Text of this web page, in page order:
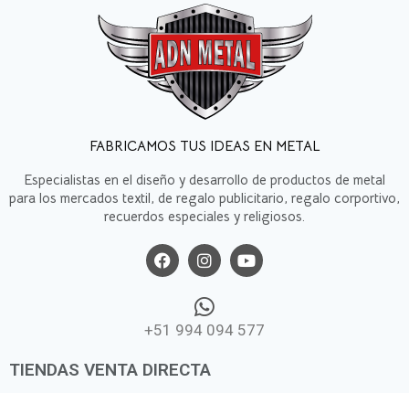
FABRICAMOS TUS IDEAS EN METAL
Especialistas en el diseño y desarrollo de productos de metal
para los mercados textil, de regalo publicitario, regalo corportivo,
recuerdos especiales y religiosos.
+51 994 094 577
TIENDAS VENTA DIRECTA